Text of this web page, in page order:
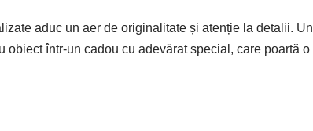
aduc un aer de originalitate și atenție la detalii. Un
obiect într-un cadou cu adevărat special, care poartă o